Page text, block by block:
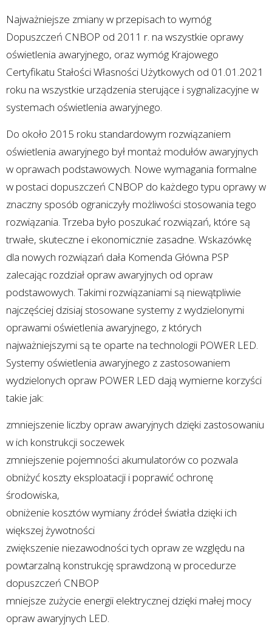
Najważniejsze zmiany w przepisach to wymóg
Dopuszczeń CNBOP od 2011 r. na wszystkie oprawy
oświetlenia awaryjnego, oraz wymóg Krajowego
Certyfikatu Stałości Własności Użytkowych od 01.01.2021
roku na wszystkie urządzenia sterujące i sygnalizacyjne w
systemach oświetlenia awaryjnego.
Do około 2015 roku standardowym rozwiązaniem
oświetlenia awaryjnego był montaż modułów awaryjnych
w oprawach podstawowych. Nowe wymagania formalne
w postaci dopuszczeń CNBOP do każdego typu oprawy w
znaczny sposób ograniczyły możliwości stosowania tego
rozwiązania. Trzeba było poszukać rozwiązań, które są
trwałe, skuteczne i ekonomicznie zasadne. Wskazówkę
dla nowych rozwiązań dała Komenda Główna PSP
zalecając rozdział opraw awaryjnych od opraw
podstawowych. Takimi rozwiązaniami są niewątpliwie
najczęściej dzisiaj stosowane systemy z wydzielonymi
oprawami oświetlenia awaryjnego, z których
najważniejszymi są te oparte na technologii POWER LED.
Systemy oświetlenia awaryjnego z zastosowaniem
wydzielonych opraw POWER LED dają wymierne korzyści
takie jak:
zmniejszenie liczby opraw awaryjnych dzięki zastosowaniu
w ich konstrukcji soczewek
zmniejszenie pojemności akumulatorów co pozwala
obniżyć koszty eksploatacji i poprawić ochronę
środowiska,
obniżenie kosztów wymiany źródeł światła dzięki ich
większej żywotności
zwiększenie niezawodności tych opraw ze względu na
powtarzalną konstrukcję sprawdzoną w procedurze
dopuszczeń CNBOP
mniejsze zużycie energii elektrycznej dzięki małej mocy
opraw awaryjnych LED.